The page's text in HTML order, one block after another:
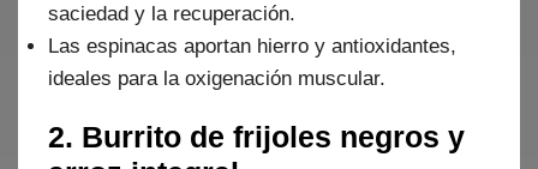
saciedad y la recuperación.
Las espinacas aportan hierro y antioxidantes,
ideales para la oxigenación muscular.
2. Burrito de frijoles negros y